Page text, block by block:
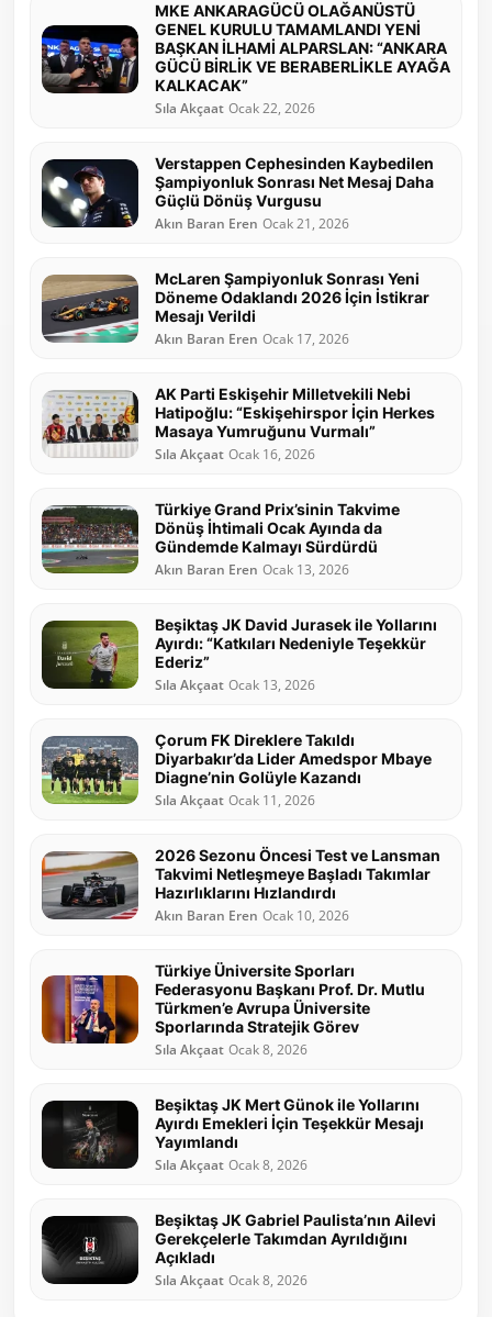
MKE ANKARAGÜCÜ OLAĞANÜSTÜ
GENEL KURULU TAMAMLANDI YENİ
BAŞKAN İLHAMİ ALPARSLAN: “ANKARA
GÜCÜ BİRLİK VE BERABERLİKLE AYAĞA
KALKACAK”
Sıla Akçaat Ocak 22, 2026
Verstappen Cephesinden Kaybedilen
Şampiyonluk Sonrası Net Mesaj Daha
Güçlü Dönüş Vurgusu
Akın Baran Eren Ocak 21, 2026
McLaren Şampiyonluk Sonrası Yeni
Döneme Odaklandı 2026 İçin İstikrar
Mesajı Verildi
Akın Baran Eren Ocak 17, 2026
AK Parti Eskişehir Milletvekili Nebi
Hatipoğlu: “Eskişehirspor İçin Herkes
Masaya Yumruğunu Vurmalı”
Sıla Akçaat Ocak 16, 2026
Türkiye Grand Prix’sinin Takvime
Dönüş İhtimali Ocak Ayında da
Gündemde Kalmayı Sürdürdü
Akın Baran Eren Ocak 13, 2026
Beşiktaş JK David Jurasek ile Yollarını
Ayırdı: “Katkıları Nedeniyle Teşekkür
Ederiz”
Sıla Akçaat Ocak 13, 2026
Çorum FK Direklere Takıldı
Diyarbakır’da Lider Amedspor Mbaye
Diagne’nin Golüyle Kazandı
Sıla Akçaat Ocak 11, 2026
2026 Sezonu Öncesi Test ve Lansman
Takvimi Netleşmeye Başladı Takımlar
Hazırlıklarını Hızlandırdı
Akın Baran Eren Ocak 10, 2026
Türkiye Üniversite Sporları
Federasyonu Başkanı Prof. Dr. Mutlu
Türkmen’e Avrupa Üniversite
Sporlarında Stratejik Görev
Sıla Akçaat Ocak 8, 2026
Beşiktaş JK Mert Günok ile Yollarını
Ayırdı Emekleri İçin Teşekkür Mesajı
Yayımlandı
Sıla Akçaat Ocak 8, 2026
Beşiktaş JK Gabriel Paulista’nın Ailevi
Gerekçelerle Takımdan Ayrıldığını
Açıkladı
Sıla Akçaat Ocak 8, 2026